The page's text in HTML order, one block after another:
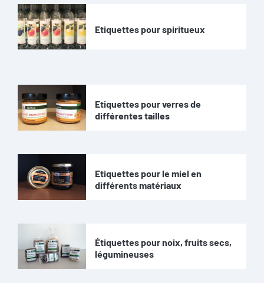
Etiquettes pour spiritueux
Etiquettes pour verres de
différentes tailles
Etiquettes pour le miel en
différents matériaux
Étiquettes pour noix, fruits secs,
légumineuses